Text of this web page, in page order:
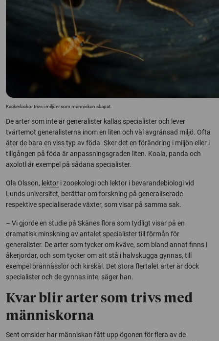
Kackerlackor trivs i miljöer som människan skapat.
De arter som inte är generalister kallas specialister och lever
tvärtemot generalisterna inom en liten och väl avgränsad miljö. Ofta
äter de bara en viss typ av föda. Sker det en förändring i miljön eller i
tillgången på föda är anpassningsgraden liten. Koala, panda och
axolotl är exempel på sådana specialister.
Ola Olsson, lektor i zooekologi och lektor i bevarandebiologi vid
Lunds universitet, berättar om forskning på generaliserade
respektive specialiserade växter, som visar på samma sak.
– Vi gjorde en studie på Skånes flora som tydligt visar på en
dramatisk minskning av antalet specialister till förmån för
generalister. De arter som tycker om kväve, som bland annat finns i
åkerjordar, och som tycker om att stå i halvskugga gynnas, till
exempel brännässlor och kirskål. Det stora flertalet arter är dock
specialister och de gynnas inte, säger han.
Kvar blir arter som trivs med
människorna
Sent omsider har människan fått upp ögonen för flera av de